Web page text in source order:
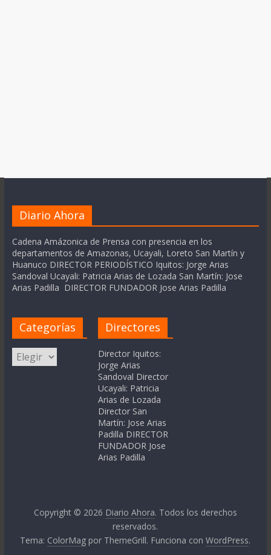
Diario Ahora
Cadena Amázonica de Prensa con presencia en los
departamentos de Amazonas, Ucayali, Loreto San Martín y
Huanuco DIRECTOR PERIODÍSTICO Iquitos: Jorge Arias
Sandoval Ucayali: Patricia Arias de Lozada San Martín: Jose
Arias Padilla DIRECTOR FUNDADOR Jose Arias Padilla
Categorías
Categorías
Directores
Director Iquitos:
Jorge Arias
Sandoval Director
Ucayali: Patricia
Arias de Lozada
Director San
Martín: Jose Arias
Padilla DIRECTOR
FUNDADOR Jose
Arias Padilla
Copyright © 2026 Diario Ahora. Todos los derechos
reservados.
Tema: ColorMag por ThemeGrill. Funciona conWordPress.